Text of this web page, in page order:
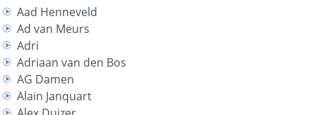
Aad Henneveld
Ad van Meurs
Adri
Adriaan van den Bos
AG Damen
Alain Janquart